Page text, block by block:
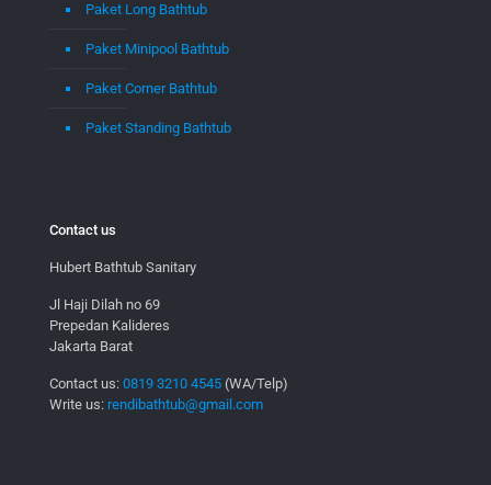
Paket Long Bathtub
Paket Minipool Bathtub
Paket Corner Bathtub
Paket Standing Bathtub
Contact us
Hubert Bathtub Sanitary
Jl Haji Dilah no 69
Prepedan Kalideres
Jakarta Barat
Contact us: 0819 3210 4545 (WA/Telp)
Write us: rendibathtub@gmail.com